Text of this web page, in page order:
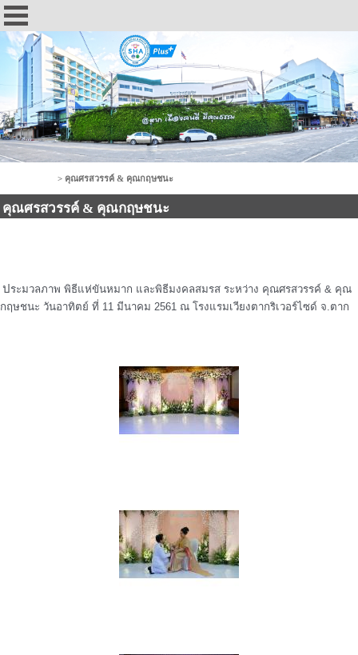
> คุณศรสวรรค์ & คุณกฤษชนะ
คุณศรสวรรค์ & คุณกฤษชนะ
ประมวลภาพ พิธีแห่ขันหมาก และพิธีมงคลสมรส ระหว่าง คุณศรสวรรค์ & คุณ
กฤษชนะ วันอาทิตย์ ที่ 11 มีนาคม 2561 ณ โรงแรมเวียงตากริเวอร์ไซด์ จ.ตาก